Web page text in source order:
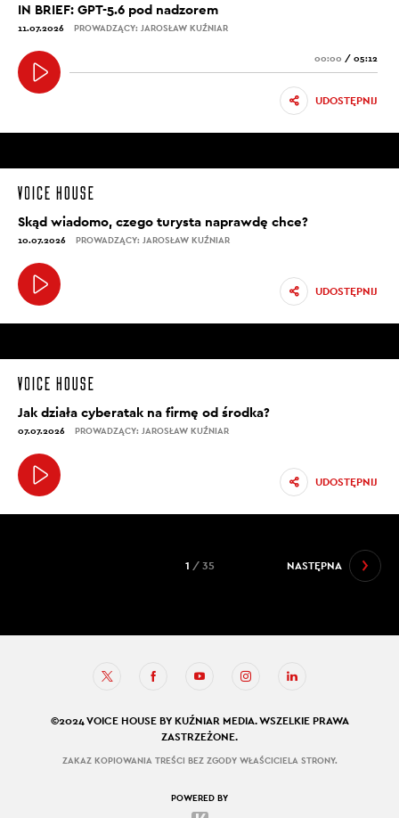
IN BRIEF: GPT-5.6 pod nadzorem
11.07.2026 PROWADZĄCY: JAROSŁAW KUŹNIAR
00:00 / 05:12
UDOSTĘPNIJ
Skąd wiadomo, czego turysta naprawdę chce?
10.07.2026 PROWADZĄCY: JAROSŁAW KUŹNIAR
UDOSTĘPNIJ
Jak działa cyberatak na firmę od środka?
07.07.2026 PROWADZĄCY: JAROSŁAW KUŹNIAR
UDOSTĘPNIJ
NASTĘPNA
1 / 35
©2024 VOICE HOUSE BY KUŹNIAR MEDIA. WSZELKIE PRAWA
ZASTRZEŻONE.
ZAKAZ KOPIOWANIA TREŚCI BEZ ZGODY WŁAŚCICIELA STRONY.
POWERED BY